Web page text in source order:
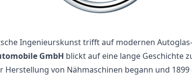
Ingenieurskunst trifft auf modernen
GmbH blickt auf eine lange Geschichte
Herstellung von Nähmaschinen begann und